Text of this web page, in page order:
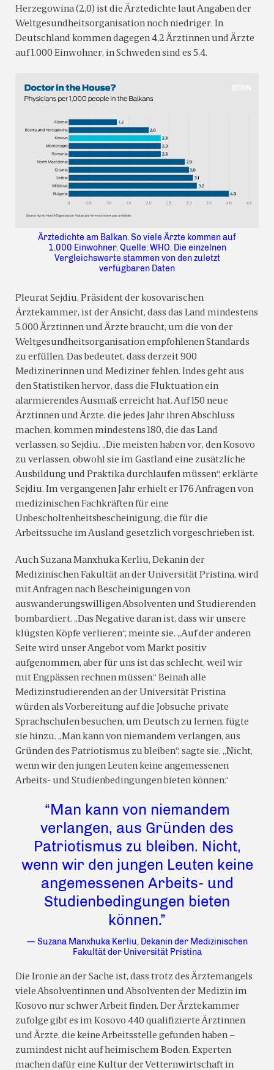
Herzegowina (2,0) ist die Ärztedichte laut Angaben der
Weltgesundheitsorganisation noch niedriger. In
Deutschland kommen dagegen 4,2 Ärztinnen und Ärzte
auf 1.000 Einwohner, in Schweden sind es 5,4.
Ärztedichte am Balkan. So viele Ärzte kommen auf
1.000 Einwohner. Quelle: WHO. Die einzelnen
Vergleichswerte stammen von den zuletzt
verfügbaren Daten
Pleurat Sejdiu, Präsident der kosovarischen
Ärztekammer, ist der Ansicht, dass das Land mindestens
5.000 Ärztinnen und Ärzte braucht, um die von der
Weltgesundheitsorganisation empfohlenen Standards
zu erfüllen. Das bedeutet, dass derzeit 900
Medizinerinnen und Mediziner fehlen. Indes geht aus
den Statistiken hervor, dass die Fluktuation ein
alarmierendes Ausmaß erreicht hat. Auf 150 neue
Ärztinnen und Ärzte, die jedes Jahr ihren Abschluss
machen, kommen mindestens 180, die das Land
verlassen, so Sejdiu. „Die meisten haben vor, den Kosovo
zu verlassen, obwohl sie im Gastland eine zusätzliche
Ausbildung und Praktika durchlaufen müssen“, erklärte
Sejdiu. Im vergangenen Jahr erhielt er 176 Anfragen von
medizinischen Fachkräften für eine
Unbescholtenheitsbescheinigung, die für die
Arbeitssuche im Ausland gesetzlich vorgeschrieben ist.
Auch Suzana Manxhuka Kerliu, Dekanin der
Medizinischen Fakultät an der Universität Pristina, wird
mit Anfragen nach Bescheinigungen von
auswanderungswilligen Absolventen und Studierenden
bombardiert. „Das Negative daran ist, dass wir unsere
klügsten Köpfe verlieren“, meinte sie. „Auf der anderen
Seite wird unser Angebot vom Markt positiv
aufgenommen, aber für uns ist das schlecht, weil wir
mit Engpässen rechnen müssen.“ Beinah alle
Medizinstudierenden an der Universität Pristina
würden als Vorbereitung auf die Jobsuche private
Sprachschulen besuchen, um Deutsch zu lernen, fügte
sie hinzu. „Man kann von niemandem verlangen, aus
Gründen des Patriotismus zu bleiben“, sagte sie. „Nicht,
wenn wir den jungen Leuten keine angemessenen
Arbeits- und Studienbedingungen bieten können.“
“Man kann von niemandem
verlangen, aus Gründen des
Patriotismus zu bleiben. Nicht,
wenn wir den jungen Leuten keine
angemessenen Arbeits- und
Studienbedingungen bieten
können.”
— Suzana Manxhuka Kerliu, Dekanin der Medizinischen
Fakultät der Universität Pristina
Die Ironie an der Sache ist, dass trotz des Ärztemangels
viele Absolventinnen und Absolventen der Medizin im
Kosovo nur schwer Arbeit finden. Der Ärztekammer
zufolge gibt es im Kosovo 440 qualifizierte Ärztinnen
und Ärzte, die keine Arbeitsstelle gefunden haben –
zumindest nicht auf heimischem Boden. Experten
machen dafür eine Kultur der Vetternwirtschaft in